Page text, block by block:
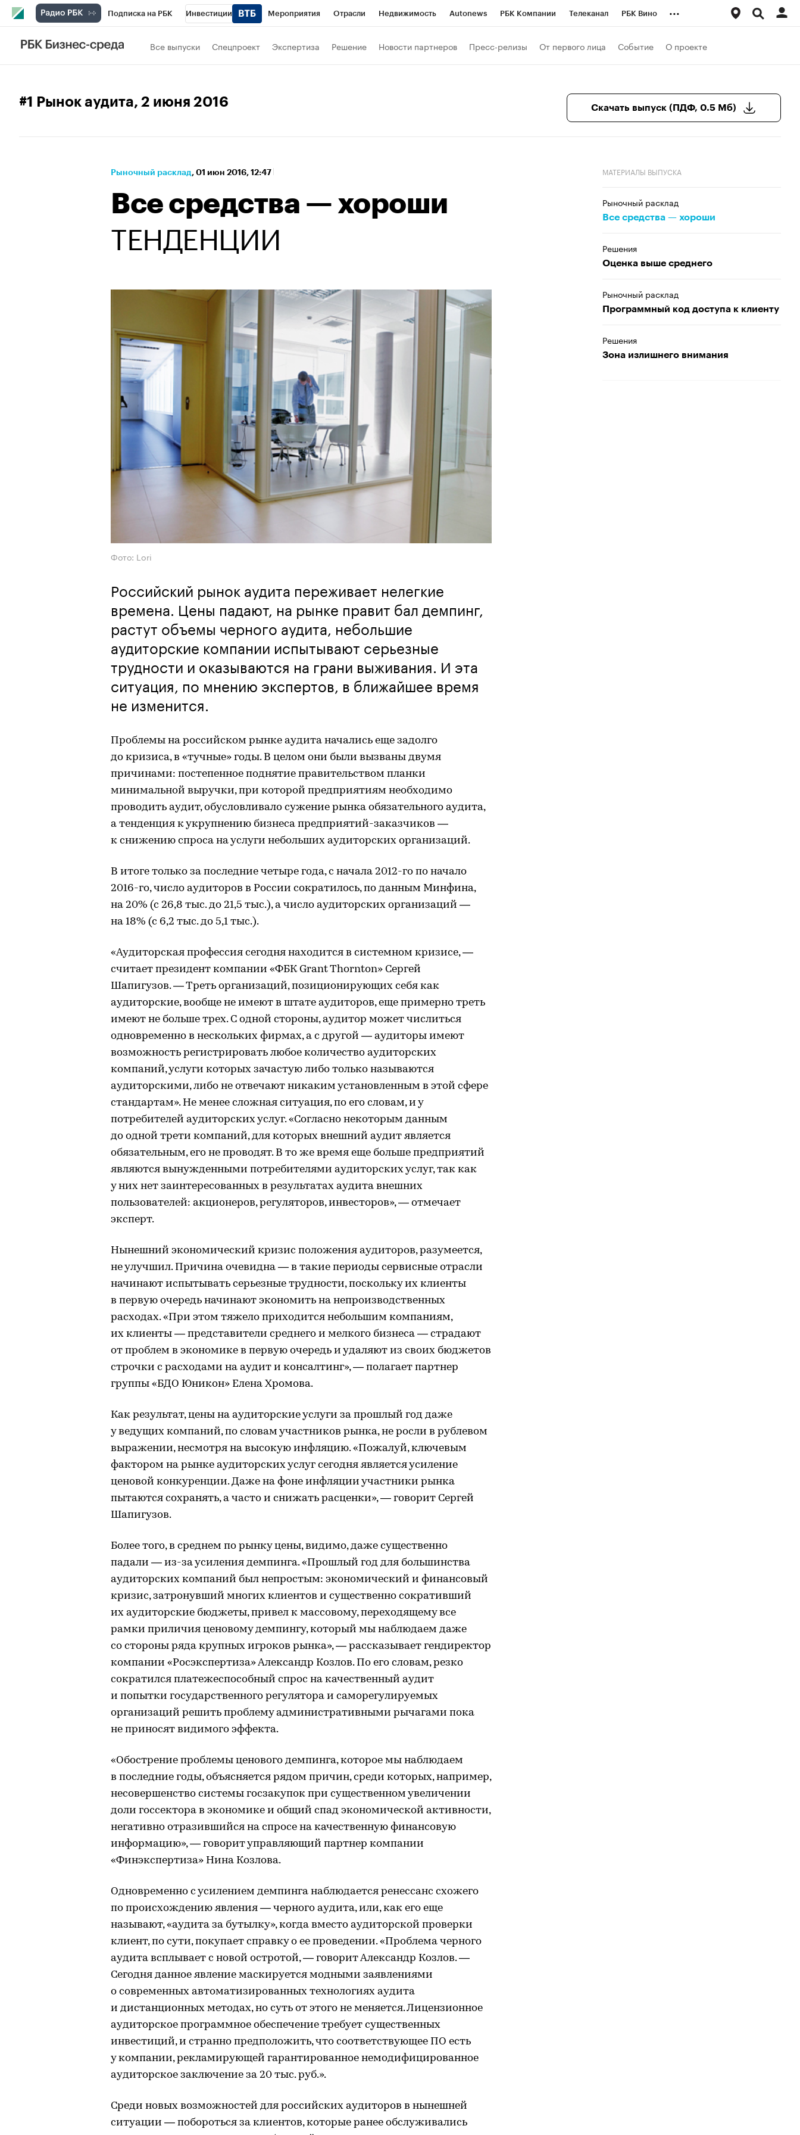
Подписка на РБК Инвестиции Мероприятия Отрасли Недвижимость Autonews РБК Компании Телеканал РБК Вино
Спорт
Бизнес
...
Все выпуски Спецпроект Экспертиза Решение Новости партнеров Пресс-релизы От первого лица Событие О проекте
#1 Рынок аудита, 2 июня 2016 Скачать выпуск (ПДФ, 0.5 Мб)
Рыночный расклад⁠, 01 июн 2016, 12:47
Все средства — хороши
ТЕНДЕНЦИИ
Фото: Lori
Российский рынок аудита переживает нелегкие
времена. Цены падают, на рынке правит бал демпинг,
растут объемы черного аудита, небольшие
аудиторские компании испытывают серьезные
трудности и оказываются на грани выживания. И эта
ситуация, по мнению экспертов, в ближайшее время
не изменится.
Проблемы на российском рынке аудита начались еще задолго
до кризиса, в «тучные» годы. В целом они были вызваны двумя
причинами: постепенное поднятие правительством планки
минимальной выручки, при которой предприятиям необходимо
проводить аудит, обусловливало сужение рынка обязательного аудита,
а тенденция к укрупнению бизнеса предприятий-заказчиков —
к снижению спроса на услуги небольших аудиторских организаций.
В итоге только за последние четыре года, с начала 2012-го по начало
2016-го, число аудиторов в России сократилось, по данным Минфина,
на 20% (с 26,8 тыс. до 21,5 тыс.), а число аудиторских организаций —
на 18% (с 6,2 тыс. до 5,1 тыс.).
«Аудиторская профессия сегодня находится в системном кризисе, —
считает президент компании «ФБК Grant Thornton» Сергей
Шапигузов. — Треть организаций, позиционирующих себя как
аудиторские, вообще не имеют в штате аудиторов, еще примерно треть
имеют не больше трех. С одной стороны, аудитор может числиться
одновременно в нескольких фирмах, а с другой — аудиторы имеют
возможность регистрировать любое количество аудиторских
компаний, услуги которых зачастую либо только называются
аудиторскими, либо не отвечают никаким установленным в этой сфере
стандартам». Не менее сложная ситуация, по его словам, и у
потребителей аудиторских услуг. «Согласно некоторым данным
до одной трети компаний, для которых внешний аудит является
обязательным, его не проводят. В то же время еще больше предприятий
являются вынужденными потребителями аудиторских услуг, так как
у них нет заинтересованных в результатах аудита внешних
пользователей: акционеров, регуляторов, инвесторов», — отмечает
эксперт.
Нынешний экономический кризис положения аудиторов, разумеется,
не улучшил. Причина очевидна — в такие периоды сервисные отрасли
начинают испытывать серьезные трудности, поскольку их клиенты
в первую очередь начинают экономить на непроизводственных
расходах. «При этом тяжело приходится небольшим компаниям,
их клиенты — представители среднего и мелкого бизнеса — страдают
от проблем в экономике в первую очередь и удаляют из своих бюджетов
строчки с расходами на аудит и консалтинг», — полагает партнер
группы «БДО Юникон» Елена Хромова.
Как результат, цены на аудиторские услуги за прошлый год даже
у ведущих компаний, по словам участников рынка, не росли в рублевом
выражении, несмотря на высокую инфляцию. «Пожалуй, ключевым
фактором на рынке аудиторских услуг сегодня является усиление
ценовой конкуренции. Даже на фоне инфляции участники рынка
пытаются сохранять, а часто и снижать расценки», — говорит Сергей
Шапигузов.
Более того, в среднем по рынку цены, видимо, даже существенно
падали — из-за усиления демпинга. «Прошлый год для большинства
аудиторских компаний был непростым: экономический и финансовый
кризис, затронувший многих клиентов и существенно сокративший
их аудиторские бюджеты, привел к массовому, переходящему все
рамки приличия ценовому демпингу, который мы наблюдаем даже
со стороны ряда крупных игроков рынка», — рассказывает гендиректор
компании «Росэкспертиза» Александр Козлов. По его словам, резко
сократился платежеспособный спрос на качественный аудит
и попытки государственного регулятора и саморегулируемых
организаций решить проблему административными рычагами пока
не приносят видимого эффекта.
«Обострение проблемы ценового демпинга, которое мы наблюдаем
в последние годы, объясняется рядом причин, среди которых, например,
несовершенство системы госзакупок при существенном увеличении
доли госсектора в экономике и общий спад экономической активности,
негативно отразившийся на спросе на качественную финансовую
информацию», — говорит управляющий партнер компании
«Финэкспертиза» Нина Козлова.
Одновременно с усилением демпинга наблюдается ренессанс схожего
по происхождению явления — черного аудита, или, как его еще
называют, «аудита за бутылку», когда вместо аудиторской проверки
клиент, по сути, покупает справку о ее проведении. «Проблема черного
аудита всплывает с новой остротой, — говорит Александр Козлов. —
Сегодня данное явление маскируется модными заявлениями
о современных автоматизированных технологиях аудита
и дистанционных методах, но суть от этого не меняется. Лицензионное
аудиторское программное обеспечение требует существенных
инвестиций, и странно предположить, что соответствующее ПО есть
у компании, рекламирующей гарантированное немодифицированное
аудиторское заключение за 20 тыс. руб.».
Среди новых возможностей для российских аудиторов в нынешней
ситуации — побороться за клиентов, которые ранее обслуживались
МАТЕРИАЛЫ ВЫПУСКА
Рыночный расклад
Все средства — хороши
Решения
Оценка выше среднего
Рыночный расклад
Программный код доступа к клиенту
Решения
Зона излишнего внимания